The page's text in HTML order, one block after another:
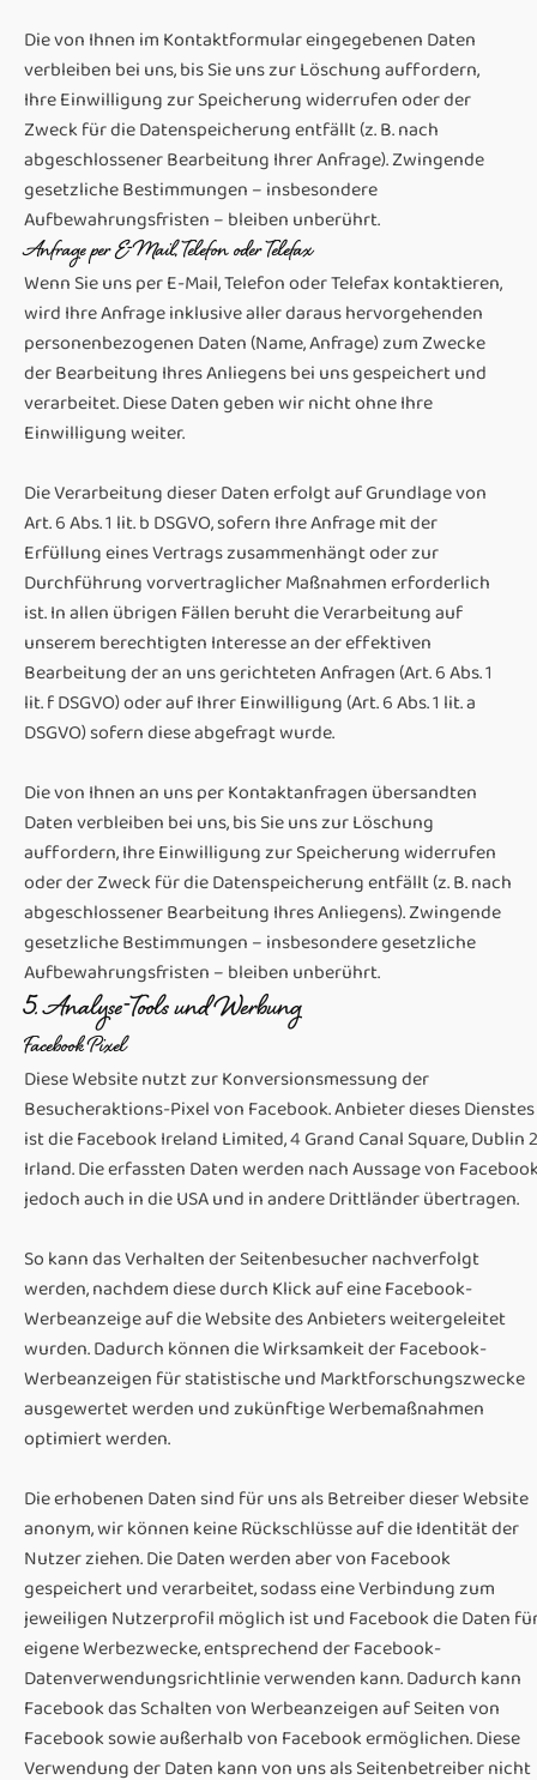
Die von Ihnen im Kontaktformular eingegebenen Daten
verbleiben bei uns, bis Sie uns zur Löschung auffordern,
Ihre Einwilligung zur Speicherung widerrufen oder der
Zweck für die Datenspeicherung entfällt (z. B. nach
abgeschlossener Bearbeitung Ihrer Anfrage). Zwingende
gesetzliche Bestimmungen – insbesondere
Aufbewahrungsfristen – bleiben unberührt.
Anfrage per E-Mail, Telefon oder Telefax
Wenn Sie uns per E-Mail, Telefon oder Telefax kontaktieren,
wird Ihre Anfrage inklusive aller daraus hervorgehenden
personenbezogenen Daten (Name, Anfrage) zum Zwecke
der Bearbeitung Ihres Anliegens bei uns gespeichert und
verarbeitet. Diese Daten geben wir nicht ohne Ihre
Einwilligung weiter.
Die Verarbeitung dieser Daten erfolgt auf Grundlage von
Art. 6 Abs. 1 lit. b DSGVO, sofern Ihre Anfrage mit der
Erfüllung eines Vertrags zusammenhängt oder zur
Durchführung vorvertraglicher Maßnahmen erforderlich
ist. In allen übrigen Fällen beruht die Verarbeitung auf
unserem berechtigten Interesse an der effektiven
Bearbeitung der an uns gerichteten Anfragen (Art. 6 Abs. 1
lit. f DSGVO) oder auf Ihrer Einwilligung (Art. 6 Abs. 1 lit. a
DSGVO) sofern diese abgefragt wurde.
Die von Ihnen an uns per Kontaktanfragen übersandten
Daten verbleiben bei uns, bis Sie uns zur Löschung
auffordern, Ihre Einwilligung zur Speicherung widerrufen
oder der Zweck für die Datenspeicherung entfällt (z. B. nach
abgeschlossener Bearbeitung Ihres Anliegens). Zwingende
gesetzliche Bestimmungen – insbesondere gesetzliche
Aufbewahrungsfristen – bleiben unberührt.
5. Analyse-Tools und Werbung
Facebook Pixel
Diese Website nutzt zur Konversionsmessung der
Besucheraktions-Pixel von Facebook. Anbieter dieses Dienstes
ist die Facebook Ireland Limited, 4 Grand Canal Square, Dublin
Irland. Die erfassten Daten werden nach Aussage von
jedoch auch in die USA und in andere Drittländer übertragen.
So kann das Verhalten der Seitenbesucher nachverfolgt
werden, nachdem diese durch Klick auf eine Facebook-
Werbeanzeige auf die Website des Anbieters weitergeleitet
wurden. Dadurch können die Wirksamkeit der Facebook-
Werbeanzeigen für statistische und Marktforschungszwecke
ausgewertet werden und zukünftige Werbemaßnahmen
optimiert werden.
Die erhobenen Daten sind für uns als Betreiber dieser Website
anonym, wir können keine Rückschlüsse auf die Identität der
Nutzer ziehen. Die Daten werden aber von Facebook
gespeichert und verarbeitet, sodass eine Verbindung zum
jeweiligen Nutzerprofil möglich ist und Facebook die Daten
eigene Werbezwecke, entsprechend der Facebook-
Datenverwendungsrichtlinie verwenden kann. Dadurch kann
Facebook das Schalten von Werbeanzeigen auf Seiten von
Facebook sowie außerhalb von Facebook ermöglichen. Diese
Verwendung der Daten kann von uns als Seitenbetreiber nicht